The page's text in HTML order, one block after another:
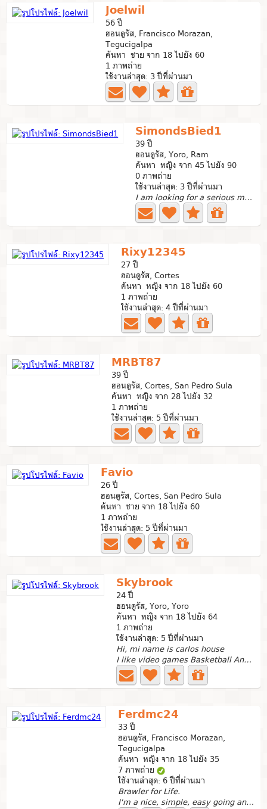
Joelwil
56 ปี
ฮอนดูรัส, Francisco Morazan,
Tegucigalpa
ค้นหา ชาย จาก 18 ไปยัง 60
1 ภาพถ่าย
ใช้งานล่าสุด: 3 ปีที่ผ่านมา
SimondsBied1
39 ปี
ฮอนดูรัส, Yoro, Ram
ค้นหา หญิง จาก 45 ไปยัง 90
0 ภาพถ่าย
ใช้งานล่าสุด: 3 ปีที่ผ่านมา
I am looking for a serious man, the one who needs me for...
Rixy12345
27 ปี
ฮอนดูรัส, Cortes
ค้นหา หญิง จาก 18 ไปยัง 60
1 ภาพถ่าย
ใช้งานล่าสุด: 4 ปีที่ผ่านมา
MRBT87
39 ปี
ฮอนดูรัส, Cortes, San Pedro Sula
ค้นหา หญิง จาก 28 ไปยัง 32
1 ภาพถ่าย
ใช้งานล่าสุด: 5 ปีที่ผ่านมา
Favio
26 ปี
ฮอนดูรัส, Cortes, San Pedro Sula
ค้นหา ชาย จาก 18 ไปยัง 60
1 ภาพถ่าย
ใช้งานล่าสุด: 5 ปีที่ผ่านมา
Skybrook
24 ปี
ฮอนดูรัส, Yoro, Yoro
ค้นหา หญิง จาก 18 ไปยัง 64
1 ภาพถ่าย
ใช้งานล่าสุด: 5 ปีที่ผ่านมา
Hi, mi name is carlos house
I like video games Basketball And make new friends
Ferdmc24
33 ปี
ฮอนดูรัส, Francisco Morazan,
Tegucigalpa
ค้นหา หญิง จาก 18 ไปยัง 35
7 ภาพถ่าย
ใช้งานล่าสุด: 6 ปีที่ผ่านมา
Brawler for Life.
I'm a nice, simple, easy going and single guy. I like to...